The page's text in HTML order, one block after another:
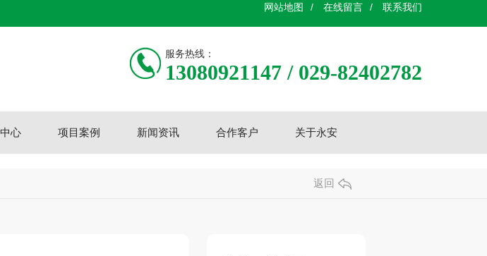
网站地图 / 在线留言 / 联系我们
服务热线：
13080921147 / 029-82402782
心 项目案例 新闻资讯 合作客户 关于永安
返回